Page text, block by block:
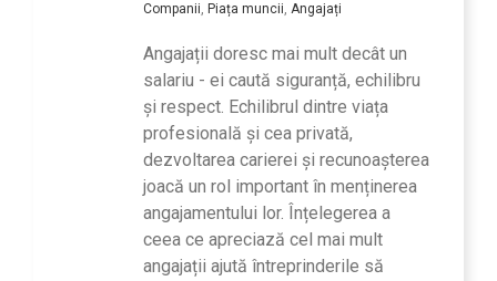
Companii, Piața muncii, Angajați
Angajații doresc mai mult decât un
salariu - ei caută siguranță, echilibru
și respect. Echilibrul dintre viața
profesională și cea privată,
dezvoltarea carierei și recunoașterea
joacă un rol important în menținerea
angajamentului lor. Înțelegerea a
ceea ce apreciază cel mai mult
angajații ajută întreprinderile să